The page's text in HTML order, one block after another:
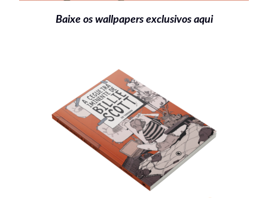
Baixe os wallpapers exclusivos aqui